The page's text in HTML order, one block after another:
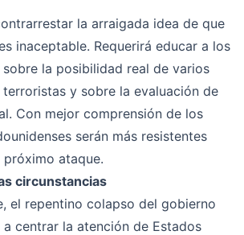
la arraigada idea de que
inaceptable. Requerirá educar a los
sobre la posibilidad real de varios
y sobre la evaluación de
Con mejor comprensión de los
serán más resistentes
ataque.
circunstancias
repentino colapso del gobierno
centrar la atención de Estados